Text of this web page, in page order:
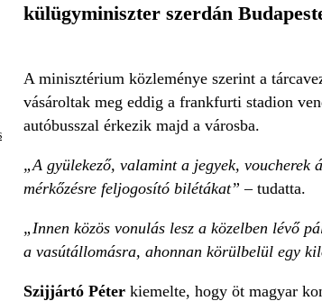
külügyminiszter szerdán
A minisztérium közleménye szerint a
vásároltak meg eddig a frankfurti stadion
autóbusszal érkezik majd a városba.
„A gyülekező, valamint a jegyek,
mérkőzésre feljogosító bilétákat”– tudatta.
„Innen közös vonulás lesz a közelben lévő
a vasútállomásra, ahonnan körülbelül egy
Szijjártó Péter kiemelte, hogy öt magyar